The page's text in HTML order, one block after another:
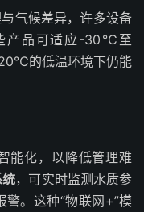
气候差异，许多设备
产品可适应-30℃至
的低温环境下仍能
能化，以降低管理难
，可实时监测水质参
。这种“物联网+”模